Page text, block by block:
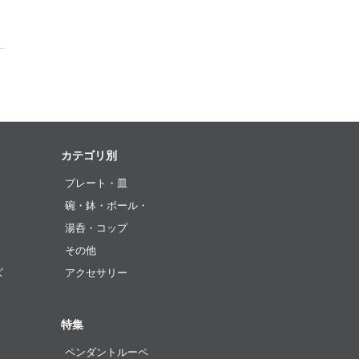
カテゴリ別
プレート・皿
碗・鉢・ボール・
湯呑・コップ
その他
アクセサリー
特集
ペンダントルーペ